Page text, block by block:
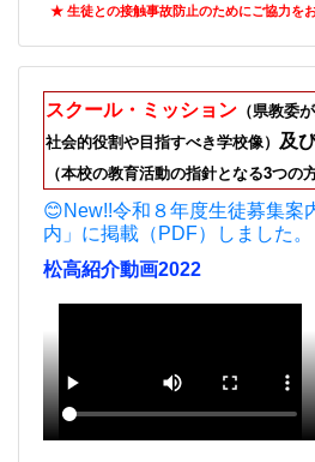
★ 生徒との接触事故防止のためにご協力を
スクール・ミッション （県教委
社会的役割や目指すべき学校像） 及
（本校の教育活動の指針となる3つの
😊New!!令和８年度生徒募集案
内」に掲載（PDF）しました。
松高紹介動画2022